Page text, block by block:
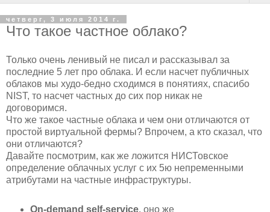
четверг, 3 июля 2014 г.
Что такое частное облако?
Только очень ленивый не писал и рассказывал за
последние 5 лет про облака. И если насчет публичных
облаков мы худо-бедно сходимся в понятиях, спасибо
NIST, то насчет частных до сих пор никак не
договоримся.
Что же такое частные облака и чем они отличаются от
простой виртуальной фермы? Впрочем, а кто сказал, что
они отличаются?
Давайте посмотрим, как же ложится НИСТовское
определение облачных услуг с их 5ю непременными
атрибутами на частные инфраструктуры.
On-demand self-service, оно же